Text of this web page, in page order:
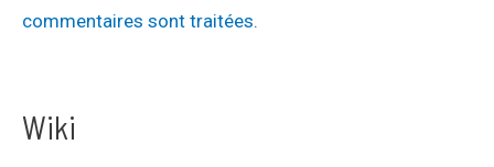
Wiki
commentaires sont traitées.